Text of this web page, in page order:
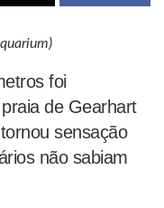
foi
de Gearhart
sensação
não sabiam